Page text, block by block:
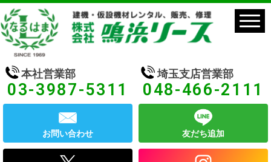
本社営業部
03-3987-5311
埼玉支店営業部
048-466-2111
お問い合わせ 友だち追加